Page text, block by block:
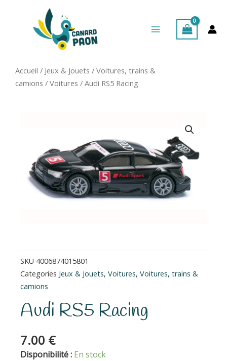
Menu
Accueil / Jeux & Jouets / Voitures, trains &
camions / Voitures / Audi RS5 Racing
SKU 4006874015801
Categories Jeux & Jouets, Voitures, Voitures, trains &
camions
Audi RS5 Racing
7.00 €
Disponibilité : En stock
quantité